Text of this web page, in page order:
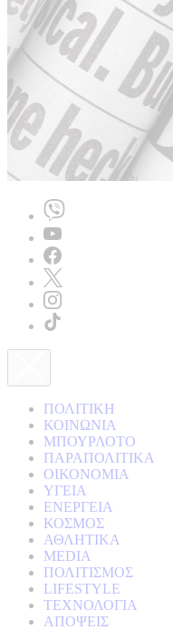
ΠΟΛΙΤΙΚΗ
ΚΟΙΝΩΝΙΑ
ΜΠΟΥΡΛΟΤΟ
ΠΑΡΑΠΟΛΙΤΙΚΑ
ΟΙΚΟΝΟΜΙΑ
ΥΓΕΙΑ
ΕΝΕΡΓΕΙΑ
ΚΟΣΜΟΣ
ΑΘΛΗΤΙΚΑ
MEDIA
ΠΟΛΙΤΙΣΜΟΣ
LIFESTYLE
ΤΕΧΝΟΛΟΓΙΑ
ΑΠΟΨΕΙΣ